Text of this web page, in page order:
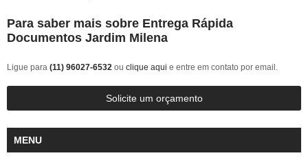
Para saber mais sobre Entrega Rápida
Documentos Jardim Milena
Ligue para (11) 96027-6532 ou clique aqui e entre em contato por email.
Solicite um orçamento
MENU